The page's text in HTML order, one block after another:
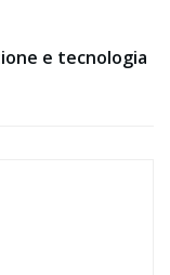
e tecnologia